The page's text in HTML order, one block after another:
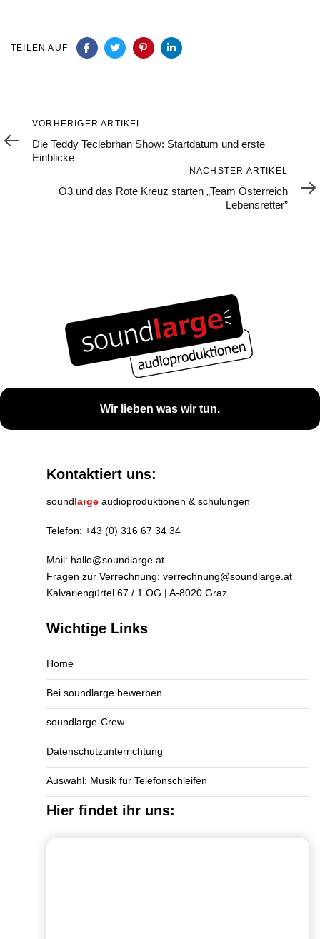
TEILEN AUF
Vorheriger
Artikel
VORHERIGER ARTIKEL
Die Teddy Teclebrhan Show: Startdatum und erste
Einblicke
NÄCHSTER ARTIKEL
Ö3 und das Rote Kreuz starten „Team Österreich
Lebensretter”
Wir lieben was wir tun.
Kontaktiert uns:
soundlarge audioproduktionen & schulungen
Telefon: +43 (0) 316 67 34 34
Mail: hallo@soundlarge.at
Fragen zur Verrechnung: verrechnung@soundlarge.at
Kalvariengürtel 67 / 1.OG | A-8020 Graz
Wichtige Links
Home
Bei soundlarge bewerben
soundlarge-Crew
Datenschutzunterrichtung
Auswahl: Musik für Telefonschleifen
Hier findet ihr uns: